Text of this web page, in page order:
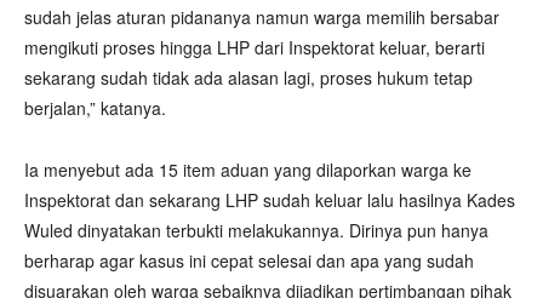
sudah jelas aturan pidananya namun warga memilih bersabar
mengikuti proses hingga LHP dari Inspektorat keluar, berarti
sekarang sudah tidak ada alasan lagi, proses hukum tetap
berjalan,” katanya.
Ia menyebut ada 15 item aduan yang dilaporkan warga ke
Inspektorat dan sekarang LHP sudah keluar lalu hasilnya Kades
Wuled dinyatakan terbukti melakukannya. Dirinya pun hanya
berharap agar kasus ini cepat selesai dan apa yang sudah
disuarakan oleh warga sebaiknya dijadikan pertimbangan pihak